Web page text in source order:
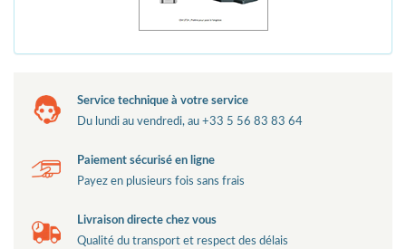
Service technique à votre service
Du lundi au vendredi, au +33 5 56 83 83 64
Paiement sécurisé en ligne
Payez en plusieurs fois sans frais
Livraison directe chez vous
Qualité du transport et respect des délais